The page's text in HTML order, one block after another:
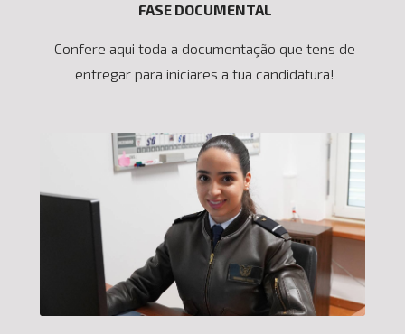
FASE DOCUMENTAL
Confere aqui toda a documentação que tens de
entregar para iniciares a tua candidatura!